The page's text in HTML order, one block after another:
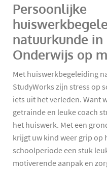
Persoonlijke
natuurkunde in
Onderwijs op
Met huiswerkbegeleiding
StudyWorks zijn stress op
iets uit het verleden. Want
getrainde en leuke coach
het huiswerk. Met een
krijgt uw kind weer grip op
schoolperiode een stuk
motiverende aanpak en